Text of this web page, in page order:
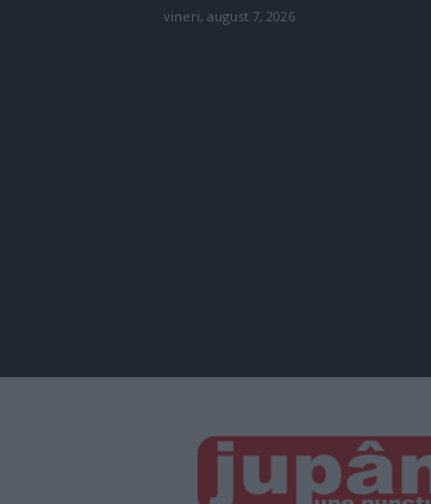
vineri, august 7, 2026
JUPÂNU'